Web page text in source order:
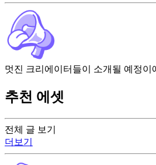
전체 글 보기
더보기
멋진 크리에이터들이 소개될 예정이
추천 에셋